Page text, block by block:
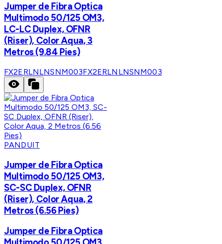
Jumper de Fibra Optica
Multimodo 50/125 OM3,
LC-LC Duplex, OFNR
(Riser), Color Aqua, 3
Metros (9.84 Pies)
FX2ERLNLNSNM003FX2ERLNLNSNM003
PANDUIT
Jumper de Fibra Optica
Multimodo 50/125 OM3,
SC-SC Duplex, OFNR
(Riser), Color Aqua, 2
Metros (6.56 Pies)
Jumper de Fibra Optica